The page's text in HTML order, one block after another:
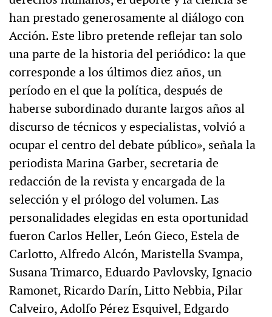
han prestado generosamente al diálogo con
Acción. Este libro pretende reflejar tan solo
una parte de la historia del periódico: la que
corresponde a los últimos diez años, un
período en el que la política, después de
haberse subordinado durante largos años al
discurso de técnicos y especialistas, volvió a
ocupar el centro del debate público», señala la
periodista Marina Garber, secretaria de
redacción de la revista y encargada de la
selección y el prólogo del volumen. Las
personalidades elegidas en esta oportunidad
fueron Carlos Heller, León Gieco, Estela de
Carlotto, Alfredo Alcón, Maristella Svampa,
Susana Trimarco, Eduardo Pavlovsky, Ignacio
Ramonet, Ricardo Darín, Litto Nebbia, Pilar
Calveiro, Adolfo Pérez Esquivel, Edgardo